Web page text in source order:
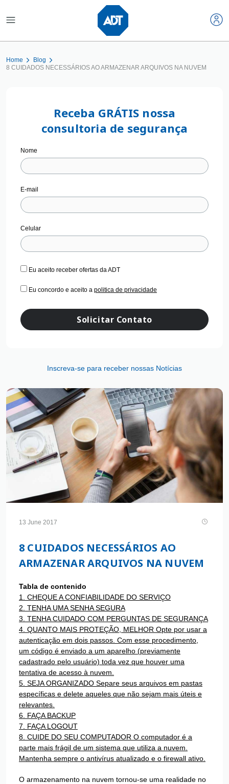
Home
Blog
8 CUIDADOS NECESSÁRIOS AO ARMAZENAR ARQUIVOS NA NUVEM
Receba GRÁTIS nossa
consultoria de segurança
Nome
E-mail
Celular
Eu aceito receber ofertas da ADT
Eu concordo e aceito a politica de privacidade
Solicitar Contato
Inscreva-se para receber nossas Notícias
13 June 2017
8 CUIDADOS NECESSÁRIOS AO
ARMAZENAR ARQUIVOS NA NUVEM
Tabla de contenido
1. CHEQUE A CONFIABILIDADE DO SERVIÇO
2. TENHA UMA SENHA SEGURA
3. TENHA CUIDADO COM PERGUNTAS DE SEGURANÇA
4. QUANTO MAIS PROTEÇÃO, MELHOR Opte por usar a
autenticação em dois passos. Com esse procedimento,
um código é enviado a um aparelho (previamente
cadastrado pelo usuário) toda vez que houver uma
tentativa de acesso à nuvem.
5. SEJA ORGANIZADO Separe seus arquivos em pastas
específicas e delete aqueles que não sejam mais úteis e
relevantes.
6. FAÇA BACKUP
7. FAÇA LOGOUT
8. CUIDE DO SEU COMPUTADOR O computador é a
parte mais frágil de um sistema que utiliza a nuvem.
Mantenha sempre o antivírus atualizado e o firewall ativo.
O armazenamento na nuvem tornou-se uma realidade no